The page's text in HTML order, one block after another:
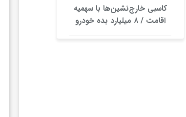
کاسبی خارج‌نشین‌ها با سهمیه
اقامت / ۸ میلیارد بده خودرو
وارد کن!